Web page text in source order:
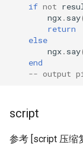
proxy-connect
push-stream
rdns
if not
ngx. say
return
else
ngx. say
end
-- output
script
参考 [script 压缩